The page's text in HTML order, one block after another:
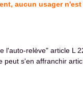
aucun usager
l'auto-relève" article L
peut s'en affranchir